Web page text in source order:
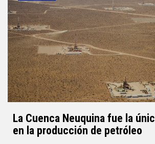
La Cuenca Neuquina fue la
en la producción de petróleo